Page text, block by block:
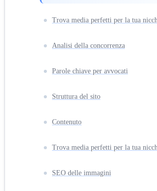
Trova media perfetti per la tua
Analisi della concorrenza
Parole chiave per avvocati
Struttura del sito
Contenuto
Trova media perfetti per la tua
SEO delle immagini